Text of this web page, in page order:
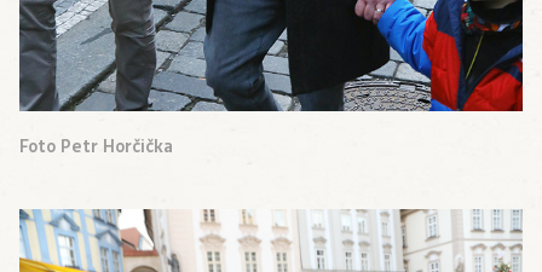
Foto Petr Horčička